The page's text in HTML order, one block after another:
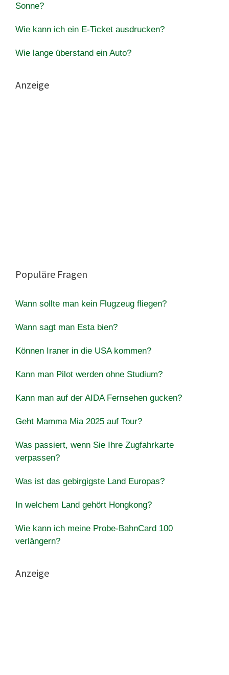
Sonne?
Wie kann ich ein E-Ticket ausdrucken?
Wie lange überstand ein Auto?
Anzeige
Populäre Fragen
Wann sollte man kein Flugzeug fliegen?
Wann sagt man Esta bien?
Können Iraner in die USA kommen?
Kann man Pilot werden ohne Studium?
Kann man auf der AIDA Fernsehen gucken?
Geht Mamma Mia 2025 auf Tour?
Was passiert, wenn Sie Ihre Zugfahrkarte
verpassen?
Was ist das gebirgigste Land Europas?
In welchem Land gehört Hongkong?
Wie kann ich meine Probe-BahnCard 100
verlängern?
Anzeige